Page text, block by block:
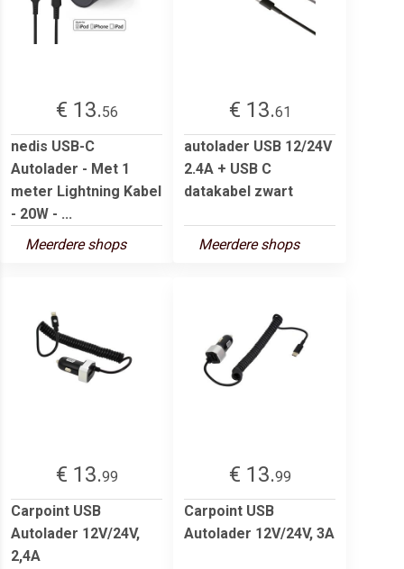
€ 13.56
nedis USB-C
Autolader - Met 1
meter Lightning Kabel
- 20W - ...
Meerdere shops
€ 13.61
autolader USB 12/24V
2.4A + USB C
datakabel zwart
Meerdere shops
€ 13.99
Carpoint USB
Autolader 12V/24V,
2,4A
€ 13.99
Carpoint USB
Autolader 12V/24V, 3A